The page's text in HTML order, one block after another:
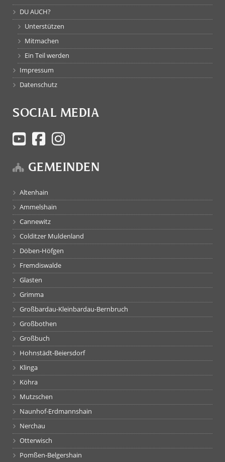
DU AUCH?
Unterstützen
Mitmachen
Ein Teil werden
Impressum
Datenschutz
SOCIAL MEDIA
GEMEINDEN
Altenhain
Ammelshain
Cannewitz
Colditzer Muldenland
Döben-Höfgen
Fremdiswalde
Glasten
Grimma
Großbardau-Kleinbardau-Bernbruch
Großbothen
Großbuch
Hohnstädt-Beiersdorf
Klinga
Köhra
Mutzschen
Naunhof-Erdmannshain
Nerchau
Otterwisch
Pomßen-Belgershain